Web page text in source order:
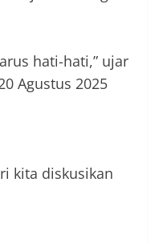
hati-hati,” ujar
Agustus 2025
kita diskusikan